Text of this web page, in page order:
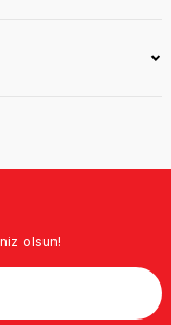
olsun!